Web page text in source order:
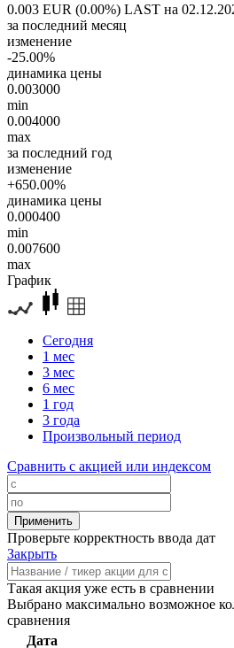
0.003 EUR (0.00%) LAST на
за последний месяц
изменение
-25.00%
динамика цены
0.003000
min
0.004000
max
за последний год
изменение
+650.00%
динамика цены
0.000400
min
0.007600
max
График
Сегодня
1 мес
3 мес
6 мес
1 год
3 года
Произвольный период
Сравнить с акцией или индексом
Проверьте корректность ввода дат
Закрыть
Такая акция уже есть в сравнении
Выбрано максимально возможное
сравнения
Дата